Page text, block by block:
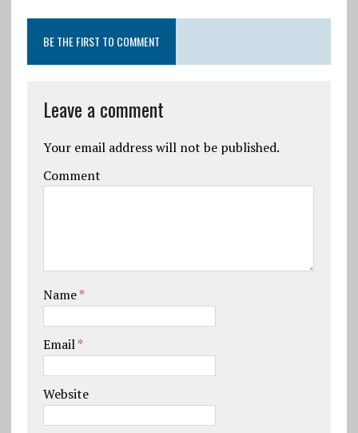
BE THE FIRST TO COMMENT
Leave a comment
Your email address will not be published.
Comment
Name*
Email*
Website